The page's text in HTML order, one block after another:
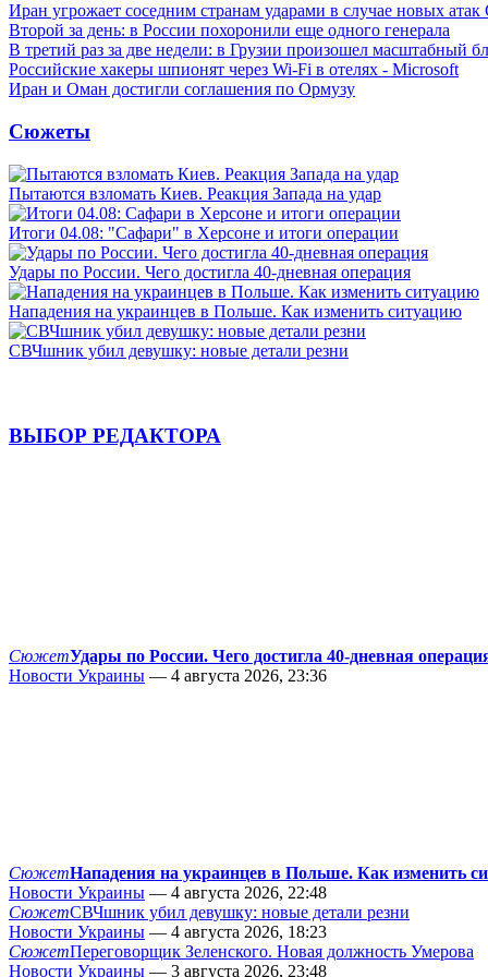
Иран угрожает соседним странам ударами в случае новых
Второй за день: в России похоронили еще одного генерала
В третий раз за две недели: в Грузии произошел масштабный
Российские хакеры шпионят через Wi-Fi в отелях - Microsoft
Иран и Оман достигли соглашения по Ормузу
Сюжеты
Пытаются взломать Киев. Реакция Запада на удар
Итоги 04.08: "Сафари" в Херсоне и итоги операции
Удары по России. Чего достигла 40-дневная операция
Нападения на украинцев в Польше. Как изменить ситуацию
СВЧшник убил девушку: новые детали резни
ВЫБОР РЕДАКТОРА
СюжетУдары по России. Чего достигла 40-дневная
Новости Украины — 4 августа 2026, 23:36
СюжетНападения на украинцев в Польше. Как изменить
Новости Украины — 4 августа 2026, 22:48
СюжетСВЧшник убил девушку: новые детали резни
Новости Украины — 4 августа 2026, 18:23
СюжетПереговорщик Зеленского. Новая должность Умерова
Новости Украины — 3 августа 2026, 23:48